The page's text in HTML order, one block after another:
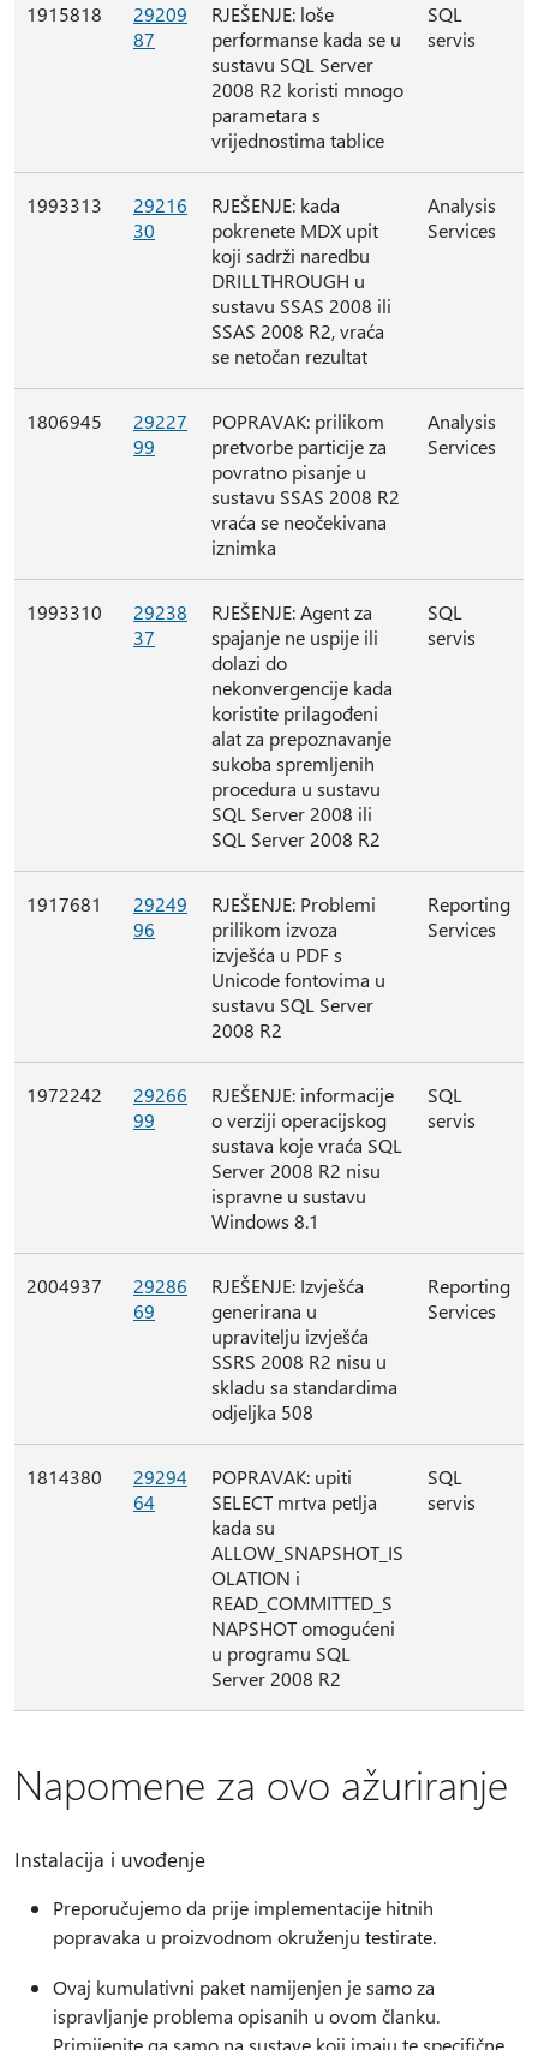
1915818
29209
87
RJEŠENJE: loše
performanse kada se u
sustavu SQL Server
2008 R2 koristi mnogo
parametara s
vrijednostima tablice
SQL
servis
1993313
29216
30
RJEŠENJE: kada
pokrenete MDX upit
koji sadrži naredbu
DRILLTHROUGH u
sustavu SSAS 2008 ili
SSAS 2008 R2, vraća
se netočan rezultat
Analysis
Services
1806945
29227
99
POPRAVAK: prilikom
pretvorbe particije za
povratno pisanje u
sustavu SSAS 2008 R2
vraća se neočekivana
iznimka
Analysis
Services
1993310
29238
37
RJEŠENJE: Agent za
spajanje ne uspije ili
dolazi do
nekonvergencije kada
koristite prilagođeni
alat za prepoznavanje
sukoba spremljenih
procedura u sustavu
SQL Server 2008 ili
SQL Server 2008 R2
SQL
servis
1917681
29249
96
RJEŠENJE: Problemi
prilikom izvoza
izvješća u PDF s
Unicode fontovima u
sustavu SQL Server
2008 R2
Reporting
Services
1972242
29266
99
RJEŠENJE: informacije
o verziji operacijskog
sustava koje vraća SQL
Server 2008 R2 nisu
ispravne u sustavu
Windows 8.1
SQL
servis
2004937
29286
69
RJEŠENJE: Izvješća
generirana u
upravitelju izvješća
SSRS 2008 R2 nisu u
skladu sa standardima
odjeljka 508
Reporting
Services
1814380
29294
64
POPRAVAK: upiti
SELECT mrtva petlja
kada su
ALLOW_SNAPSHOT_IS
OLATION i
READ_COMMITTED_S
NAPSHOT omogućeni
u programu SQL
Server 2008 R2
SQL
servis
Napomene za ovo ažuriranje
Instalacija i uvođenje
Preporučujemo da prije implementacije hitnih
popravaka u proizvodnom okruženju testirate.
Ovaj kumulativni paket namijenjen je samo za
ispravljanje problema opisanih u ovom članku.
Primijenite ga samo na sustave koji imaju te specifične